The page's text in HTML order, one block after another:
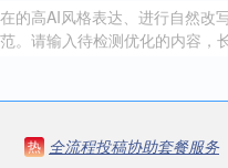
热 全流程投稿协助套餐服务